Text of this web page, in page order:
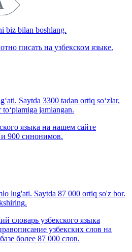
biz bilan boshlang.
писать на узбекском языке.
Saytda 3300 tadan ortiq so‘zlar,
jamlangan.
языка на нашем сайте
и 900 синонимов.
lug'ati. Saytda 87 000 ortiq so'z bor.
словарь узбекского языка
узбекских слов на
более 87 000 слов.